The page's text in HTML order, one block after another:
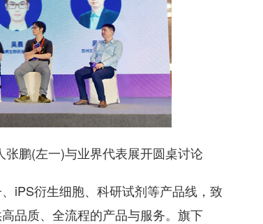
鹏(左一)与业界代表展开圆桌讨论
衍生细胞、科研试剂等产品线，致
品质、全流程的产品与服务。旗下